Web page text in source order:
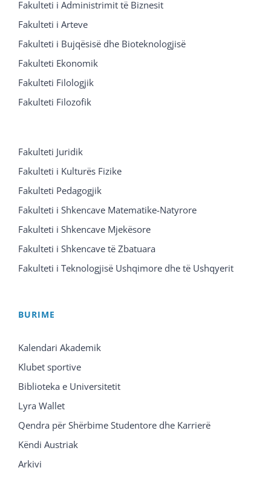
Fakulteti i Administrimit të Biznesit
Fakulteti i Arteve
Fakulteti i Bujqësisë dhe Bioteknologjisë
Fakulteti Ekonomik
Fakulteti Filologjik
Fakulteti Filozofik
Fakulteti Juridik
Fakulteti i Kulturës Fizike
Fakulteti Pedagogjik
Fakulteti i Shkencave Matematike-Natyrore
Fakulteti i Shkencave Mjekësore
Fakulteti i Shkencave të Zbatuara
Fakulteti i Teknologjisë Ushqimore dhe të Ushqyerit
BURIME
Kalendari Akademik
Klubet sportive
Biblioteka e Universitetit
Lyra Wallet
Qendra për Shërbime Studentore dhe Karrierë
Këndi Austriak
Arkivi